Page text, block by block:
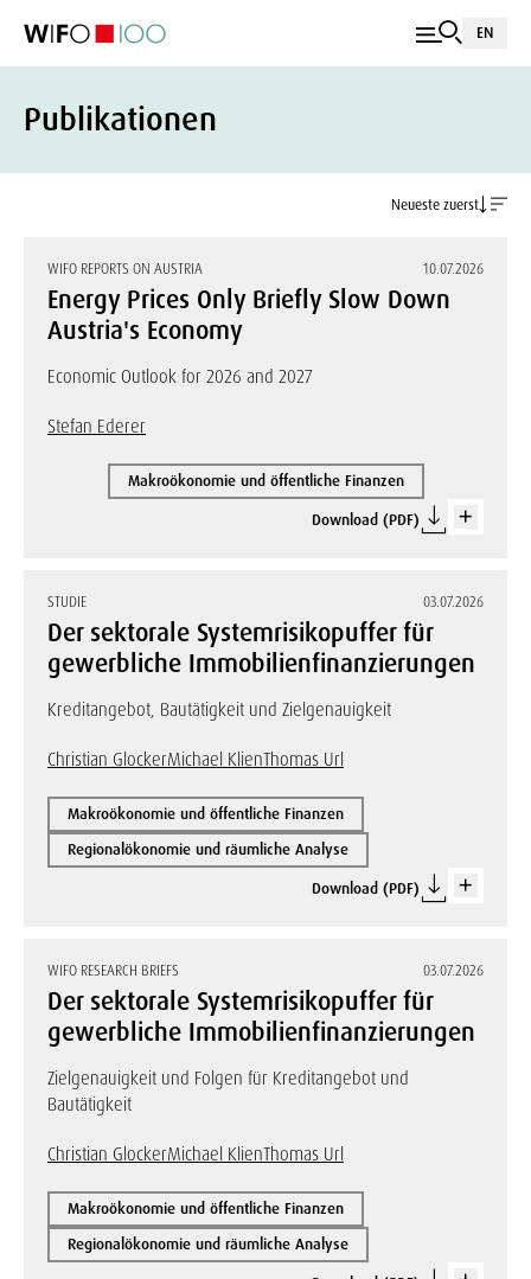
EN
Publikationen
Neueste zuerst
WIFO REPORTS ON AUSTRIA 10.07.2026
Energy Prices Only Briefly Slow Down
Austria's Economy
Economic Outlook for 2026 and 2027
Stefan Ederer
Makroökonomie und öffentliche Finanzen
Download (PDF)
STUDIE 03.07.2026
Der sektorale Systemrisikopuffer für
gewerbliche Immobilienfinanzierungen
Kreditangebot, Bautätigkeit und Zielgenauigkeit
Christian GlockerMichael KlienThomas Url
Makroökonomie und öffentliche Finanzen
Regionalökonomie und räumliche Analyse
Download (PDF)
WIFO RESEARCH BRIEFS 03.07.2026
Der sektorale Systemrisikopuffer für
gewerbliche Immobilienfinanzierungen
Zielgenauigkeit und Folgen für Kreditangebot und
Bautätigkeit
Christian GlockerMichael KlienThomas Url
Makroökonomie und öffentliche Finanzen
Regionalökonomie und räumliche Analyse